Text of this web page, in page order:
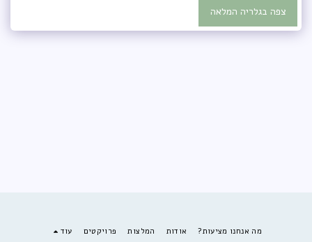
צפה בגלריה המלאה
מה אנחנו מציעות? אודות המלצות פרויקטים עוד